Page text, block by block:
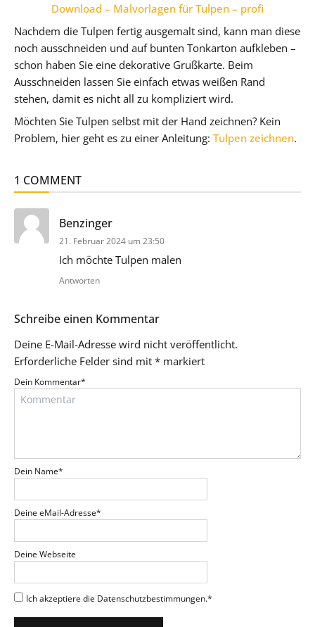
Download – Malvorlagen für Tulpen – profi
Nachdem die Tulpen fertig ausgemalt sind, kann man diese
noch ausschneiden und auf bunten Tonkarton aufkleben –
schon haben Sie eine dekorative Grußkarte. Beim
Ausschneiden lassen Sie einfach etwas weißen Rand
stehen, damit es nicht all zu kompliziert wird.
Möchten Sie Tulpen selbst mit der Hand zeichnen? Kein
Problem, hier geht es zu einer Anleitung: Tulpen zeichnen.
1 COMMENT
Benzinger
21. Februar 2024 um 23:50
Ich möchte Tulpen malen
Antworten
Schreibe einen Kommentar
Deine E-Mail-Adresse wird nicht veröffentlicht.
Erforderliche Felder sind mit * markiert
Dein Kommentar*
Dein Name*
Deine eMail-Adresse*
Deine Webseite
Ich akzeptiere die Datenschutzbestimmungen.*